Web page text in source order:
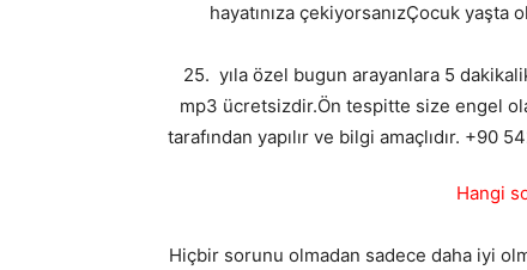
hayatınıza çekiyorsanızÇocuk yaşta
25. yıla özel bugun arayanlara 5
mp3 ücretsizdir.Ön tespitte size engel
tarafından yapılır ve bilgi amaçlıdır. +90
Hangi
Hiçbir sorunu olmadan sadece daha iyi